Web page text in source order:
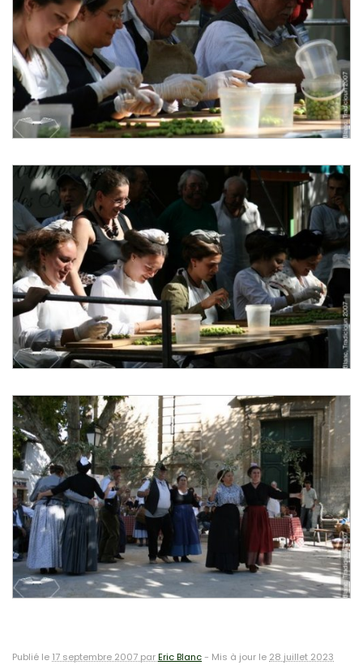
Publié le 17 septembre 2007 parEric Blanc- Mis à jour le 28 juillet 2023